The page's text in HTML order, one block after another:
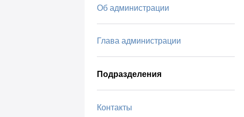
Об администрации
Глава администрации
Подразделения
Контакты